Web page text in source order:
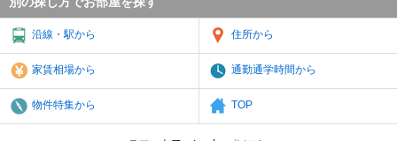
沿線・駅から 住所から
家賃相場から 通勤通学時間から
物件特集から TOP